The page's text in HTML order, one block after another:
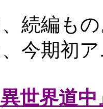
続編も
今期初
世界道中